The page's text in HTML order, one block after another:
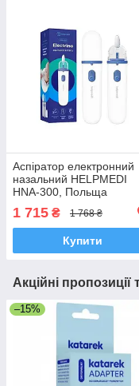
Аспіратор електронний
назальний HELPMEDI
HNA-300, Польща
1 715 ₴ 1 768 ₴
Купити
Акційні пропозиції
–15%